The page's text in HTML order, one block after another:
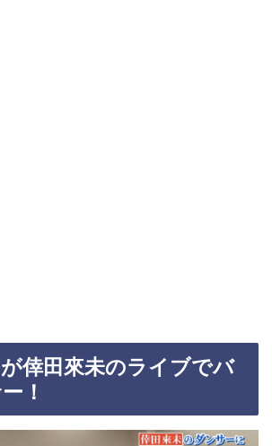
倖田來未のライブでバ
！